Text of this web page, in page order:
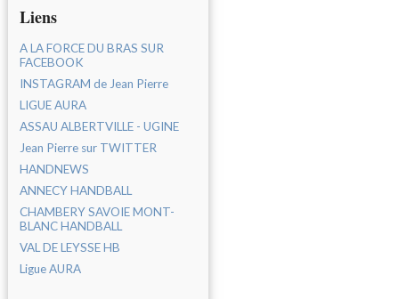
Liens
A LA FORCE DU BRAS SUR
FACEBOOK
INSTAGRAM de Jean Pierre
LIGUE AURA
ASSAU ALBERTVILLE - UGINE
Jean Pierre sur TWITTER
HANDNEWS
ANNECY HANDBALL
CHAMBERY SAVOIE MONT-
BLANC HANDBALL
VAL DE LEYSSE HB
Ligue AURA